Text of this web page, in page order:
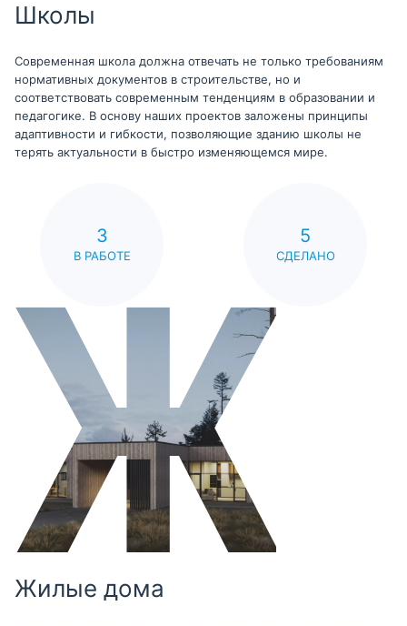
Школы
Современная школа должна отвечать не только требованиям
нормативных документов в строительстве, но и
соответствовать современным тенденциям в образовании и
педагогике. В основу наших проектов заложены принципы
адаптивности и гибкости, позволяющие зданию школы не
терять актуальности в быстро изменяющемся мире.
3
В РАБОТЕ
5
СДЕЛАНО
Жилые дома